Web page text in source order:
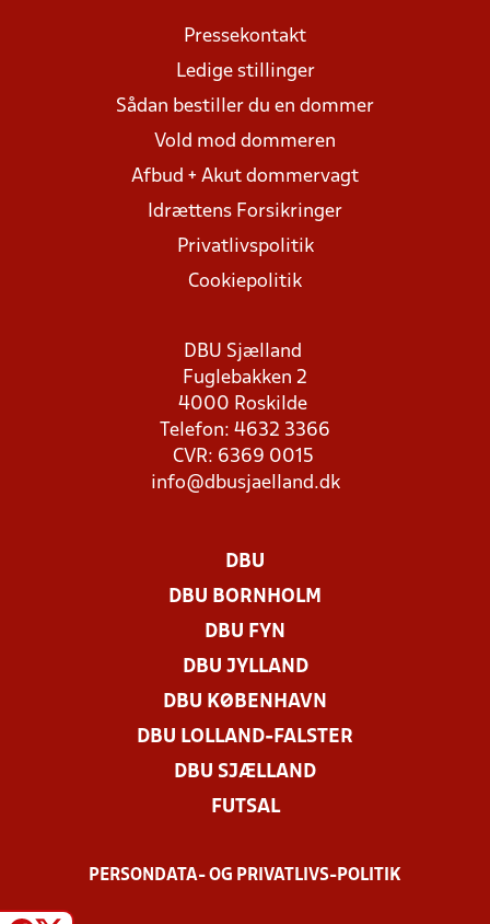
Pressekontakt
Ledige stillinger
Sådan bestiller du en dommer
Vold mod dommeren
Afbud + Akut dommervagt
Idrættens Forsikringer
Privatlivspolitik
Cookiepolitik
DBU Sjælland
Fuglebakken 2
4000 Roskilde
Telefon: 4632 3366
CVR: 6369 0015
info@dbusjaelland.dk
DBU
DBU BORNHOLM
DBU FYN
DBU JYLLAND
DBU KØBENHAVN
DBU LOLLAND-FALSTER
DBU SJÆLLAND
FUTSAL
PERSONDATA- OG PRIVATLIVS-POLITIK